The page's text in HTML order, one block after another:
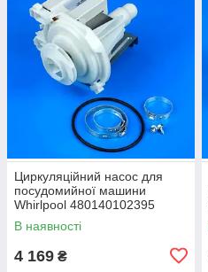
Циркуляційний насос для
посудомийної машини
Whirlpool 480140102395
В наявності
4 169 ₴